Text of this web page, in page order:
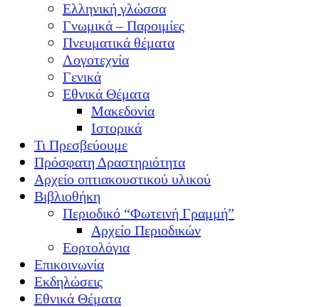
Ελληνική γλώσσα
Γνωμικά – Παροιμίες
Πνευματικά θέματα
Λογοτεχνία
Γενικά
Εθνικά Θέματα
Μακεδονία
Ιστορικά
Τι Πρεσβεύουμε
Πρόσφατη Δραστηριότητα
Αρχείο οπτιακουστικού υλικού
Βιβλιοθήκη
Περιοδικό “Φωτεινή Γραμμή”
Αρχείο Περιοδικών
Εορτολόγια
Επικοινωνία
Εκδηλώσεις
Εθνικά Θέματα